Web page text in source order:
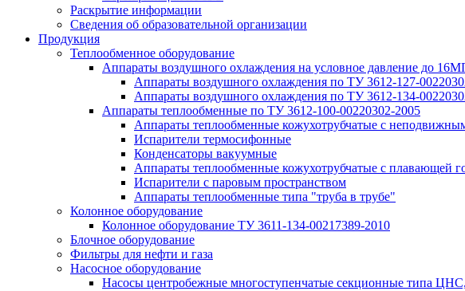
Раскрытие информации
Сведения об образовательной организации
Продукция
Теплообменное оборудование
Аппараты воздушного охлаждения на условное давление до
Аппараты воздушного охлаждения по ТУ 3612-127-
Аппараты воздушного охлаждения по ТУ 3612-134-
Аппараты теплообменные по ТУ 3612-100-00220302-2005
Аппараты теплообменные кожухотрубчатые с
Испарители термосифонные
Конденсаторы вакуумные
Аппараты теплообменные кожухотрубчатые с плавающей
Испарители с паровым пространством
Аппараты теплообменные типа "труба в трубе"
Колонное оборудование
Колонное оборудование ТУ 3611-134-00217389-2010
Блочное оборудование
Фильтры для нефти и газа
Насосное оборудование
Насосы центробежные многоступенчатые секционные типа